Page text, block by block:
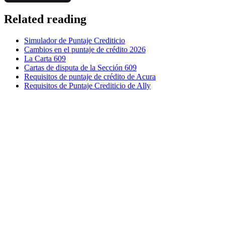
Related reading
Simulador de Puntaje Crediticio
Cambios en el puntaje de crédito 2026
La Carta 609
Cartas de disputa de la Sección 609
Requisitos de puntaje de crédito de Acura
Requisitos de Puntaje Crediticio de Ally